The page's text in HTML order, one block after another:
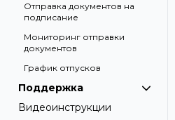
Отправка документов на
подписание
Мониторинг отправки
документов
График отпусков
Поддержка
Видеоинструкции